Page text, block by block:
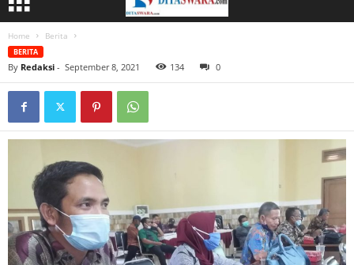
Home Berita
BERITA
By Redaksi - September 8, 2021 134 0